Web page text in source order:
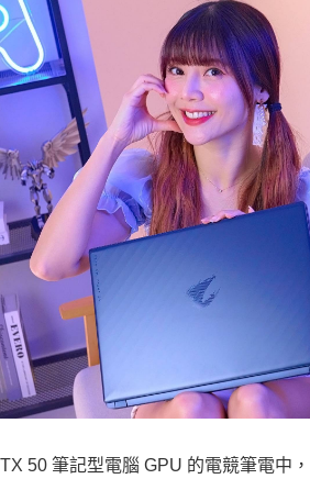
50 筆記型電腦 GPU 的電競筆電中